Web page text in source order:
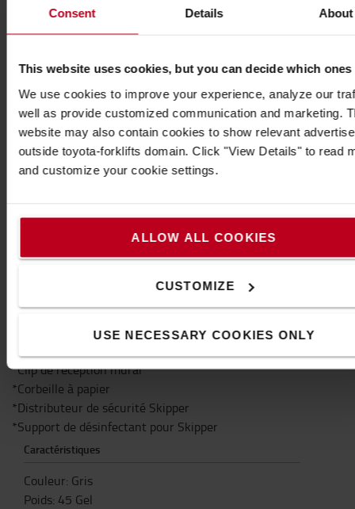
Consent Details About
This website uses cookies, but you can decide which ones
We use cookies to improve your experience, analyze our
well as provide customized communication and marketing.
website may also contain cookies to show relevant
outside toyota-forklifts domain. Click "View Details" to read
and customize your cookie settings.
ALLOW ALL COOKIES
CUSTOMIZE
USE NECESSARY COOKIES ONLY
options additionnelles, telles que le plateau, les
tiroirs et la poubelle, pour faciliter les tâches de
ajouter une poubelle et d'autres produits Skipper
par le biais du raccord/clip arrière, pour une
meilleure polyvalence de ce chariot au design
révolutionnaire.
Caractéristiques techniques
*Largeur : 705 mm
*Poids : 45 kg
Se connecte à :
*Poteau et base de la barrière rétractable Skipper
*Clip de réception mural
*Corbeille à papier
*Distributeur de sécurité Skipper
*Support de désinfectant pour Skipper
Caractéristiques
Couleur: Gris
Poids: 45 Gel